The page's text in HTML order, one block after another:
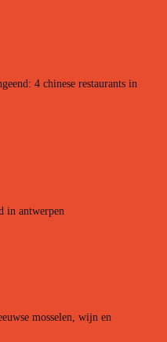
4 chinese restaurants in
in antwerpen
mosselen, wijn en